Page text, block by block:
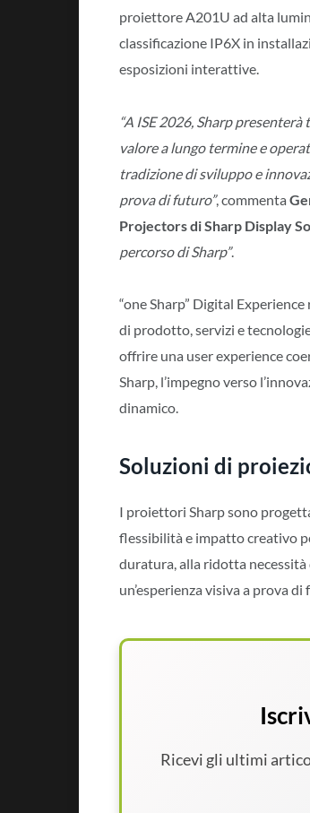
proiettore A201U ad alta
classificazione IP6X in
esposizioni interattive.
“A ISE 2026, Sharp
valore a lungo termine e
tradizione di sviluppo e
prova di futuro”, commenta
Projectors di Sharp Display
percorso di Sharp”.
“one Sharp” Digital
di prodotto, servizi e
offrire una user experience
Sharp, l’impegno verso
dinamico.
Soluzioni di
I proiettori Sharp sono
flessibilità e impatto creativo
duratura, alla ridotta
un’esperienza visiva a prova
Ricevi gli ultimi